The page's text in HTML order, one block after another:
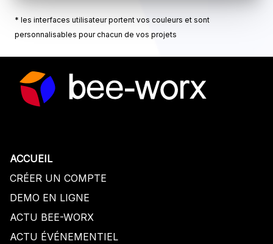
* les interfaces utilisateur portent vos couleurs et sont
personnalisables pour chacun de vos projets
ACCUEIL
CRÉER UN COMPTE
DEMO EN LIGNE
ACTU BEE-WORX
ACTU ÉVÉNEMENTIEL